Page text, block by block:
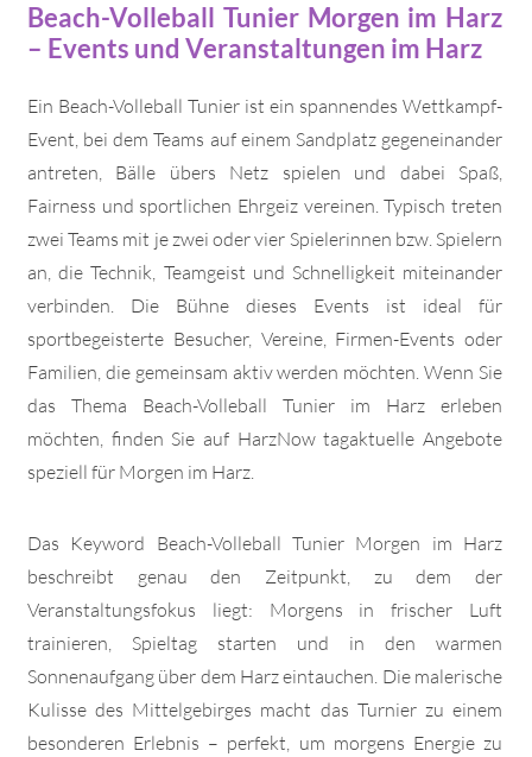
Beach-Volleball Tunier Morgen im Harz
– Events und Veranstaltungen im Harz
Ein Beach-Volleball Tunier ist ein spannendes Wettkampf-
Event, bei dem Teams auf einem Sandplatz gegeneinander
antreten, Bälle übers Netz spielen und dabei Spaß,
Fairness und sportlichen Ehrgeiz vereinen. Typisch treten
zwei Teams mit je zwei oder vier Spielerinnen bzw. Spielern
an, die Technik, Teamgeist und Schnelligkeit miteinander
verbinden. Die Bühne dieses Events ist ideal für
sportbegeisterte Besucher, Vereine, Firmen-Events oder
Familien, die gemeinsam aktiv werden möchten. Wenn Sie
das Thema Beach-Volleball Tunier im Harz erleben
möchten, finden Sie auf HarzNow tagaktuelle Angebote
speziell für Morgen im Harz.
Das Keyword Beach-Volleball Tunier Morgen im Harz
beschreibt genau den Zeitpunkt, zu dem der
Veranstaltungsfokus liegt: Morgens in frischer Luft
trainieren, Spieltag starten und in den warmen
Sonnenaufgang über dem Harz eintauchen. Die malerische
Kulisse des Mittelgebirges macht das Turnier zu einem
besonderen Erlebnis – perfekt, um morgens Energie zu